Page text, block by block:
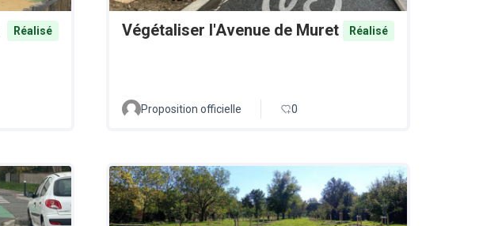
Réalisé Végétaliser l'Avenue de Muret Réalisé
Proposition officielle 0